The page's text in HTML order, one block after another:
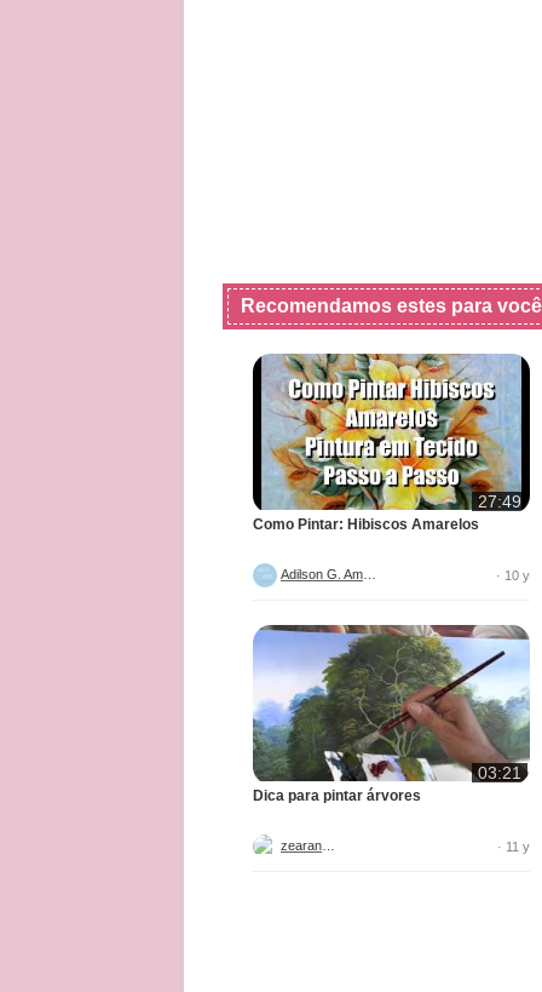
Recomendamos estes para você
27:49
Como Pintar: Hibiscos Amarelos
· 10 y
03:21
Dica para pintar árvores
· 11 y